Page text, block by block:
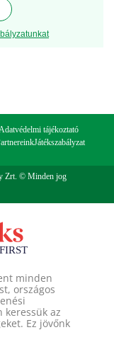
tájékoztató
Játékszabályzat
Zrt. © Minden jog
minden
országos
keressük az
Ez jövőnk